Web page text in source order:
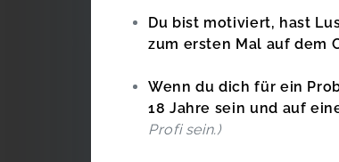
Du bist motiviert, hast
zum ersten Mal auf dem
Wenn du dich für ein
18 Jahre sein und auf
Profi sein.)